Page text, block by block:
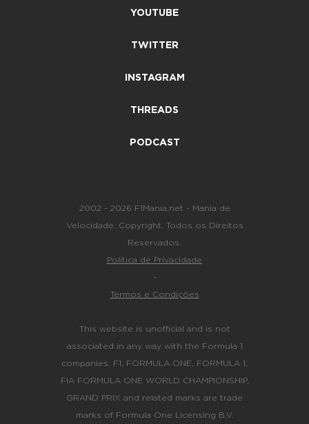
YOUTUBE
TWITTER
INSTAGRAM
THREADS
PODCAST
2002 - 2026 F1Mania.net - Mania de
Velocidade. Copyright. Todos os Direitos
Reservados.
Política de Privacidade
-
Termos e Condições
This website is unofficial and is not
associated in any way with the Formula 1
companies. F1, FORMULA ONE, FORMULA 1,
FIA FORMULA ONE WORLD CHAMPIONSHIP,
GRAND PRIX and related marks are trade
marks of Formula One Licensing B.V.